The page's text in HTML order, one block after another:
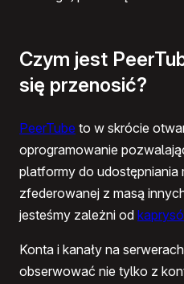
Czym jest
się przenosić?
PeerTube to w skrócie
oprogramowanie
platformy do udostępniania
zfederowanej z masą
jesteśmy zależni od
Konta i kanały na
obserwować nie tylko z